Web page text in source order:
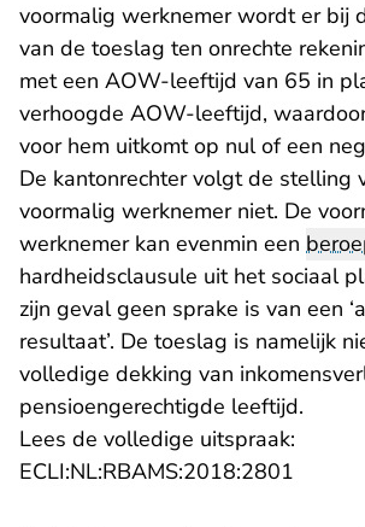
voormalig werknemer wordt er bij
van de toeslag ten onrechte
met een AOW-leeftijd van 65 in
verhoogde AOW-leeftijd,
voor hem uitkomt op nul of een
De kantonrechter volgt de stelling
voormalig werknemer niet. De
werknemer kan evenmin een
hardheidsclausule uit het sociaal
zijn geval geen sprake is van een
resultaat’. De toeslag is namelijk
volledige dekking van
pensioengerechtigde leeftijd.
Lees de volledige uitspraak:
ECLI:NL:RBAMS:2018:2801